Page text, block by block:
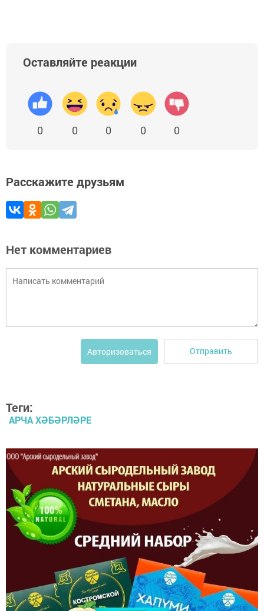
Оставляйте реакции
0 0 0 0 0
Расскажите друзьям
Нет комментариев
Авторизоваться Отправить
Теги:
АРЧА ХӘБӘРЛӘРЕ